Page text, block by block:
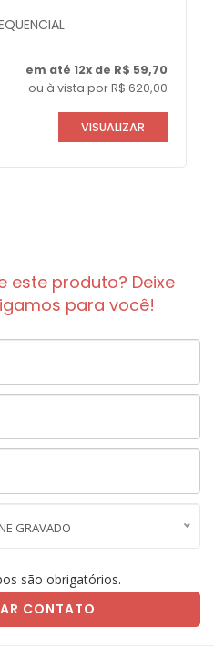
em até 12x de R$ 59,70
ou à vista por R$ 620,00
VISUALIZAR
este produto? Deixe
para você!
GRAVADO
são obrigatórios.
CONTATO